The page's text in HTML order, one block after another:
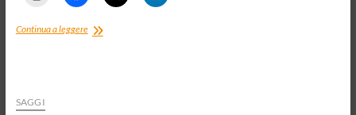
Continua a leggereLong
SAGGI